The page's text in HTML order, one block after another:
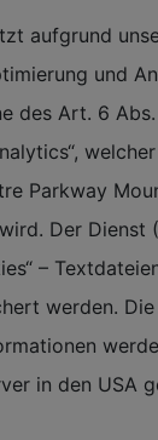
aufgrund
und
des Art. 6 Abs.
Parkway
Der Dienst
–
werden.
in den USA